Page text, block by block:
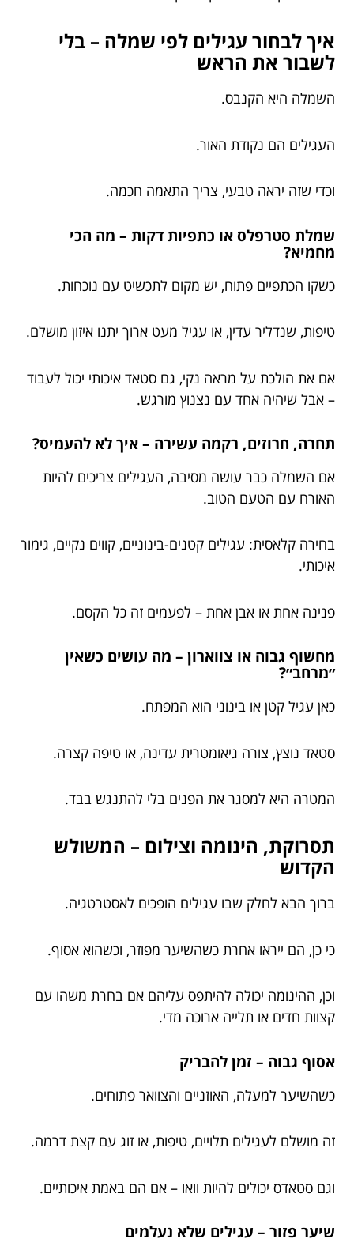
איך לבחור עגילים לפי שמלה – בלי
לשבור את הראש
השמלה היא הקנבס.
העגילים הם נקודת האור.
וכדי שזה יראה טבעי, צריך התאמה חכמה.
שמלת סטרפלס או כתפיות דקות – מה הכי
מחמיא?
כשקו הכתפיים פתוח, יש מקום לתכשיט עם נוכחות.
טיפות, שנדליר עדין, או עגיל מעט ארוך יתנו איזון מושלם.
אם את הולכת על מראה נקי, גם סטאד איכותי יכול לעבוד
– אבל שיהיה אחד עם נצנוץ מורגש.
תחרה, חרוזים, רקמה עשירה – איך לא להעמיס?
אם השמלה כבר עושה מסיבה, העגילים צריכים להיות
האורח עם הטעם הטוב.
בחירה קלאסית: עגילים קטנים-בינוניים, קווים נקיים, גימור
איכותי.
פנינה אחת או אבן אחת – לפעמים זה כל הקסם.
מחשוף גבוה או צווארון – מה עושים כשאין
״מרחב״?
כאן עגיל קטן או בינוני הוא המפתח.
סטאד נוצץ, צורה גיאומטרית עדינה, או טיפה קצרה.
המטרה היא למסגר את הפנים בלי להתנגש בבד.
תסרוקת, הינומה וצילום – המשולש
הקדוש
ברוך הבא לחלק שבו עגילים הופכים לאסטרטגיה.
כי כן, הם ייראו אחרת כשהשיער מפוזר, וכשהוא אסוף.
וכן, ההינומה יכולה להיתפס עליהם אם בחרת משהו עם
קצוות חדים או תלייה ארוכה מדי.
אסוף גבוה – זמן להבריק
כשהשיער למעלה, האוזניים והצוואר פתוחים.
זה מושלם לעגילים תלויים, טיפות, או זוג עם קצת דרמה.
וגם סטאדס יכולים להיות וואו – אם הם באמת איכותיים.
שיער פזור – עגילים שלא נעלמים